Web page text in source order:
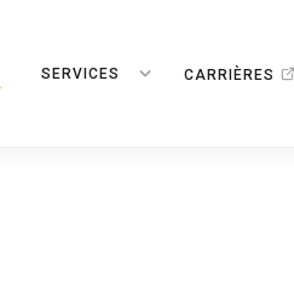
SERVICES CARRIÈRES